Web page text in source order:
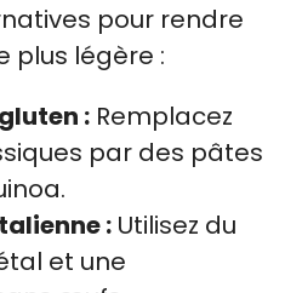
pour rendre
plus légère :
: Remplacez
par des pâtes
: Utilisez du
et une